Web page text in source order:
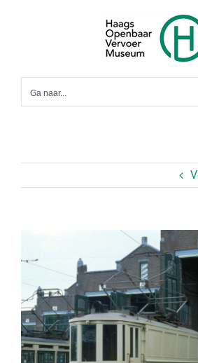
Ga naar...
grotere
afbeelding